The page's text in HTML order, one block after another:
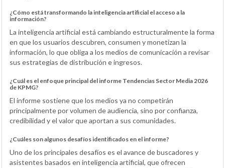
¿Cómo está transformando la inteligencia artificial el acceso a la
información?
La inteligencia artificial está cambiando estructuralmente la forma
en que los usuarios descubren, consumen y monetizan la
información, lo que obliga a los medios de comunicación a revisar
sus estrategias de distribución e ingresos.
¿Cuál es el enfoque principal del informe Tendencias Sector Media 2026
de KPMG?
El informe sostiene que los medios ya no competirán
principalmente por volumen de audiencia, sino por confianza,
credibilidad y el valor que aportan a sus comunidades.
¿Cuáles son algunos desafíos identificados en el informe?
Uno de los principales desafíos es el avance de buscadores y
asistentes basados en inteligencia artificial, que ofrecen